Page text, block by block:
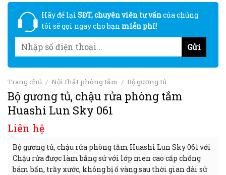
Hãy để lại SĐT, chuyên viên tư vấncủa chúng
tôi sẽ gọi ngay cho bạn miễn phí!
Trang chủ / Nội thất phòng tắm / Bộ gương tủ
Bộ gương tủ, chậu rửa phòng tắm
Huashi Lun Sky 061
Liên hệ
Bộ gương tủ, chậu rửa phòng tắm Huashi Lun Sky 061 với
Chậu rửa được làm bằng sứ với lớp men cao cấp chống
bám bẩn, trầy xước, không bị ố vàng sau thời gian dài sử